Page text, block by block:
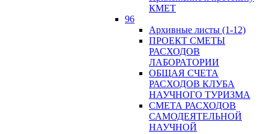
КМЕТ
96
Архивные листы (1-12)
ПРОЕКТ СМЕТЫ
РАСХОДОВ
ЛАБОРАТОРИИ
ОБЩАЯ СЧЕТА
РАСХОДОВ КЛУБА
НАУЧНОГО ТУРИЗМА
СМЕТА РАСХОДОВ
САМОДЕЯТЕЛЬНОЙ
НАУЧНОЙ